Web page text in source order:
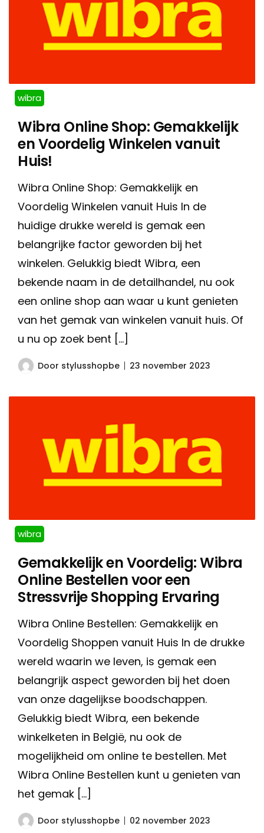
wibra
Wibra Online Shop: Gemakkelijk
en Voordelig Winkelen vanuit
Huis!
Wibra Online Shop: Gemakkelijk en
Voordelig Winkelen vanuit Huis In de
huidige drukke wereld is gemak een
belangrijke factor geworden bij het
winkelen. Gelukkig biedt Wibra, een
bekende naam in de detailhandel, nu ook
een online shop aan waar u kunt genieten
van het gemak van winkelen vanuit huis. Of
u nu op zoek bent […]
Door stylusshopbe 23 november 2023
wibra
Gemakkelijk en Voordelig: Wibra
Online Bestellen voor een
Stressvrije Shopping Ervaring
Wibra Online Bestellen: Gemakkelijk en
Voordelig Shoppen vanuit Huis In de drukke
wereld waarin we leven, is gemak een
belangrijk aspect geworden bij het doen
van onze dagelijkse boodschappen.
Gelukkig biedt Wibra, een bekende
winkelketen in België, nu ook de
mogelijkheid om online te bestellen. Met
Wibra Online Bestellen kunt u genieten van
het gemak […]
Door stylusshopbe 02 november 2023